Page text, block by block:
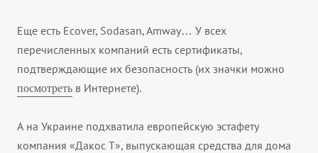
Еще есть Ecover, Sodasan, Amway… У всех
перечисленных компаний есть сертификаты,
подтверждающие их безопасность (их значки можно
посмотреть в Интернете).
А на Украине подхватила европейскую эстафету
компания «Дакос T», выпускающая средства для дома